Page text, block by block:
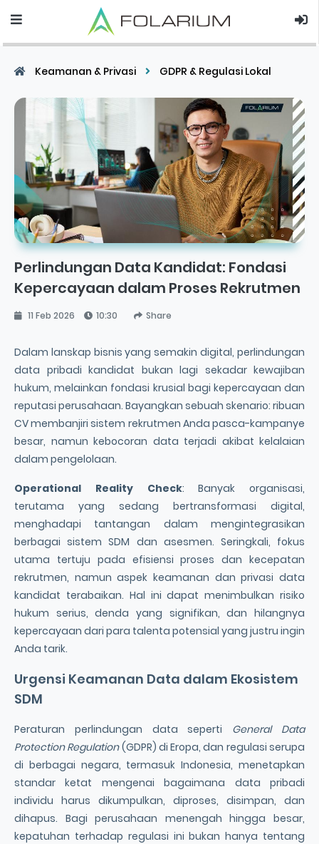
Keamanan & Privasi GDPR & Regulasi Lokal
Perlindungan Data Kandidat: Fondasi
Kepercayaan dalam Proses Rekrutmen
11 Feb 2026 10:30 Share
Dalam lanskap bisnis yang semakin digital, perlindungan
data pribadi kandidat bukan lagi sekadar kewajiban
hukum, melainkan fondasi krusial bagi kepercayaan dan
reputasi perusahaan. Bayangkan sebuah skenario: ribuan
CV membanjiri sistem rekrutmen Anda pasca-kampanye
besar, namun kebocoran data terjadi akibat kelalaian
dalam pengelolaan.
Operational Reality Check: Banyak organisasi,
terutama yang sedang bertransformasi digital,
menghadapi tantangan dalam mengintegrasikan
berbagai sistem SDM dan asesmen. Seringkali, fokus
utama tertuju pada efisiensi proses dan kecepatan
rekrutmen, namun aspek keamanan dan privasi data
kandidat terabaikan. Hal ini dapat menimbulkan risiko
hukum serius, denda yang signifikan, dan hilangnya
kepercayaan dari para talenta potensial yang justru ingin
Anda tarik.
Urgensi Keamanan Data dalam Ekosistem
SDM
Peraturan perlindungan data seperti General Data
Protection Regulation(GDPR) di Eropa, dan regulasi serupa
di berbagai negara, termasuk Indonesia, menetapkan
standar ketat mengenai bagaimana data pribadi
individu harus dikumpulkan, diproses, disimpan, dan
dihapus. Bagi perusahaan menengah hingga besar,
kepatuhan terhadap regulasi ini bukan hanya tentang